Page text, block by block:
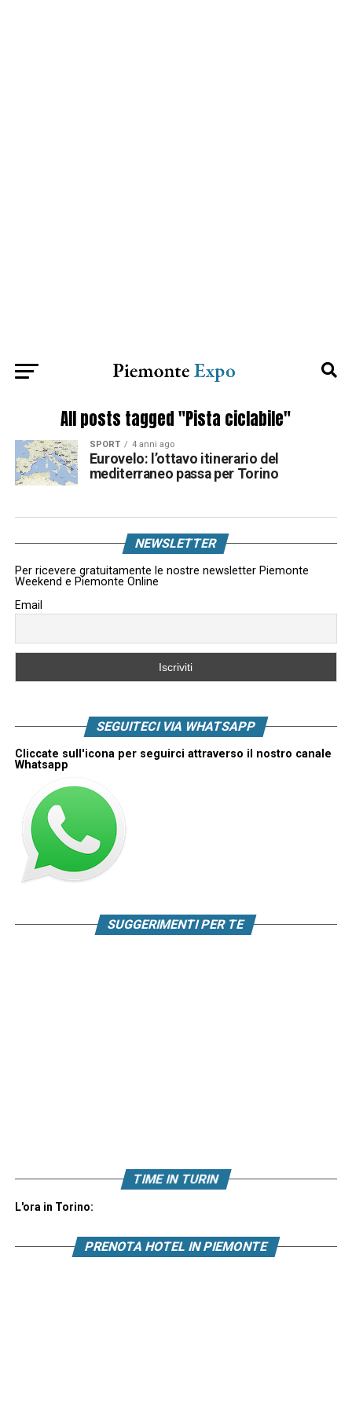
All posts tagged "Pista ciclabile"
SPORT 4 anni ago
Eurovelo: l’ottavo itinerario del
mediterraneo passa per Torino
NEWSLETTER
Per ricevere gratuitamente le nostre newsletter Piemonte
Weekend e Piemonte Online
Email
SEGUITECI VIA WHATSAPP
Cliccate sull'icona per seguirci attraverso il nostro canale
Whatsapp
SUGGERIMENTI PER TE
TIME IN TURIN
L'ora in Torino:
PRENOTA HOTEL IN PIEMONTE